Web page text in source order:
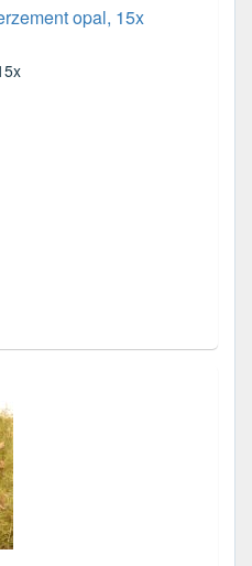
opal, 15x